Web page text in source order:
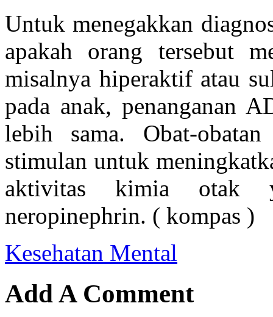
Untuk menegakkan
apakah orang tersebut
misalnya hiperaktif atau
pada anak, penanganan
lebih sama. Obat-
stimulan untuk
aktivitas kimia otak
neropinephrin. ( kompas )
Kesehatan Mental
Add A Comment